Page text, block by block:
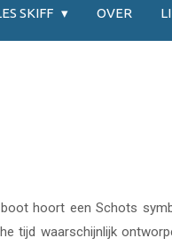
SKIFF OVER
hoort een Schots
tijd waarschijnlijk